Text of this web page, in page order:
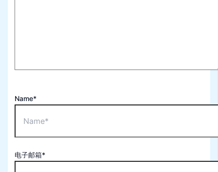
Name*
电子邮箱*